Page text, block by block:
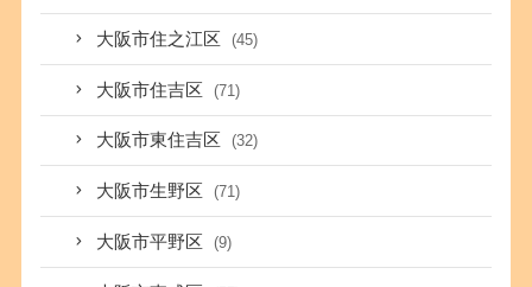
大阪市住之江区 (45)
大阪市住吉区 (71)
大阪市東住吉区 (32)
大阪市生野区 (71)
大阪市平野区 (9)